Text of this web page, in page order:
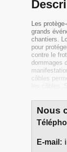
Les
grands
chantiers.
pour
contre le
dommages
câbles
vous offre
Nous
E-mail: